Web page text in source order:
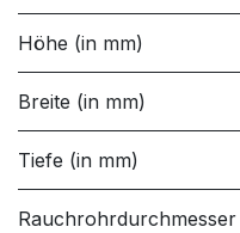
Höhe (in mm)
Breite (in mm)
Tiefe (in mm)
Rauchrohrdurchmesser